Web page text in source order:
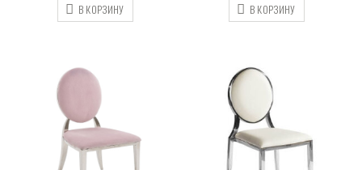
В КОРЗИНУ В КОРЗИНУ